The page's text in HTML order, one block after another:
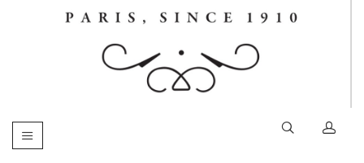
Basculer